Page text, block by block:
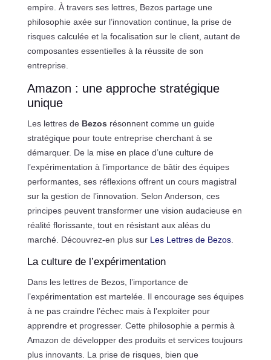
empire. À travers ses lettres, Bezos partage une
philosophie axée sur l’innovation continue, la prise de
risques calculée et la focalisation sur le client, autant de
composantes essentielles à la réussite de son
entreprise.
Amazon : une approche stratégique
unique
Les lettres de Bezos résonnent comme un guide
stratégique pour toute entreprise cherchant à se
démarquer. De la mise en place d’une culture de
l’expérimentation à l’importance de bâtir des équipes
performantes, ses réflexions offrent un cours magistral
sur la gestion de l’innovation. Selon Anderson, ces
principes peuvent transformer une vision audacieuse en
réalité florissante, tout en résistant aux aléas du
marché. Découvrez-en plus sur Les Lettres de Bezos.
La culture de l’expérimentation
Dans les lettres de Bezos, l’importance de
l’expérimentation est martelée. Il encourage ses équipes
à ne pas craindre l’échec mais à l’exploiter pour
apprendre et progresser. Cette philosophie a permis à
Amazon de développer des produits et services toujours
plus innovants. La prise de risques, bien que